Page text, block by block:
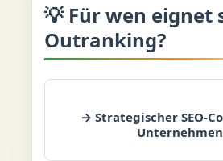
💡 Für wen eignet
Outranking?
→ Strategischer SEO-
Unternehmen